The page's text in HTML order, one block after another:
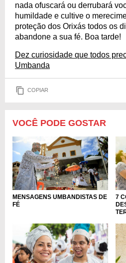
nada ofuscará ou derrubará
humildade e cultive o
proteção dos Orixás todos os
abandone a sua fé. Boa tarde!
Dez curiosidade que todos
Umbanda
COPIAR
VOCÊ PODE GOSTAR
MENSAGENS UMBANDISTAS DE
FÉ
7